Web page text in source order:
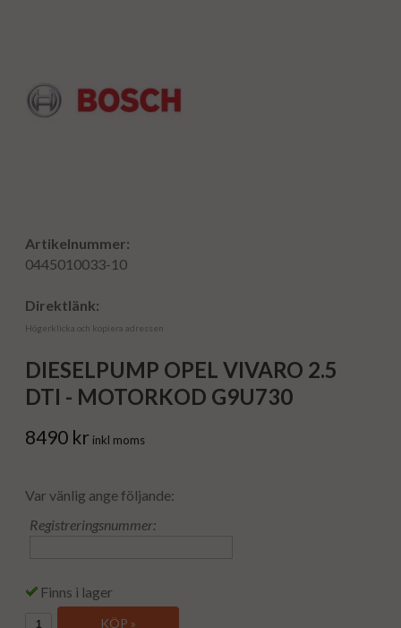
Artikelnummer:
0445010033-10
Direktlänk:
Högerklicka och kopiera adressen
DIESELPUMP OPEL VIVARO 2.5
DTI - MOTORKOD G9U730
8490 kr inkl moms
Var vänlig ange följande:
Registreringsnummer:
Finns i lager
KÖP »